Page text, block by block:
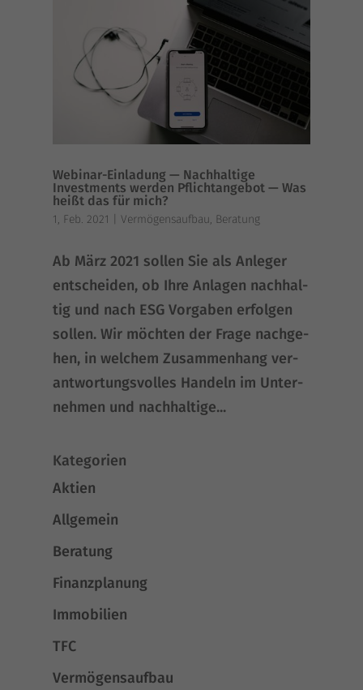
Webinar-Einladung — Nachhaltige
Investments werden Pflichtangebot — Was
heißt das für mich?
1, Feb. 2021 Vermögensaufbau, Beratung
Ab März 2021 sol­len Sie als Anle­ger
ent­schei­den, ob Ihre Anla­gen nach­hal­
tig und nach ESG Vor­ga­ben erfol­gen
sollen. Wir möch­ten der Fra­ge nach­ge­
hen, in wel­chem Zusam­men­hang ver­
ant­wor­tungs­vol­les Han­deln im Unter­
neh­men und nach­hal­ti­ge...
Kategorien
Aktien
Allgemein
Beratung
Finanzplanung
Immobilien
TFC
Vermögensaufbau